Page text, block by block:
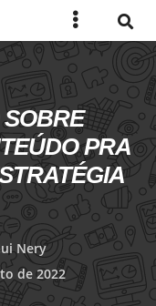
PRA
Nery
de 2022